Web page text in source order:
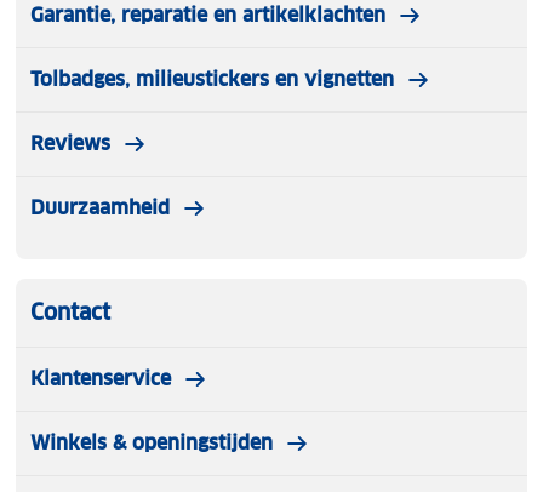
Garantie, reparatie en artikelklachten
Tolbadges, milieustickers en vignetten
Reviews
Duurzaamheid
Contact
Klantenservice
Winkels & openingstijden